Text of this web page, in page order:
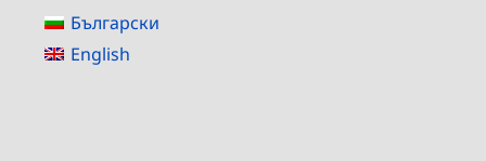
Български
English